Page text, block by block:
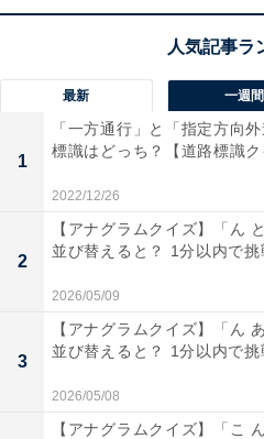
最新 一週間
1
「一方通行」と「指定方向
標識はどっち？【道路標識ク
2022/12/26
2
【アナグラムクイズ】「ん
並び替えると？ 1分以内で挑
2026/05/09
3
【アナグラムクイズ】「ん
並び替えると？ 1分以内で挑
2026/05/08
【アナグラムクイズ】「こ